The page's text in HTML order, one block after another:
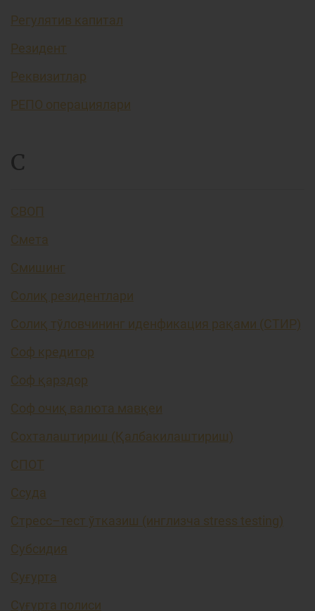
Регулятив капитал
Резидент
Реквизитлар
РЕПО операциялари
С
СВОП
Смета
Смишинг
Солиқ резидентлари
Солиқ тўловчининг иденфикация рақами (СТИР)
Соф кредитор
Соф қарздор
Соф очиқ валюта мавқеи
Сохталаштириш (Қалбакилаштириш)
СПОТ
Ссуда
Стресс–тест ўтказиш (инглизча stress testing)
Субсидия
Суғурта
Суғурта полиси